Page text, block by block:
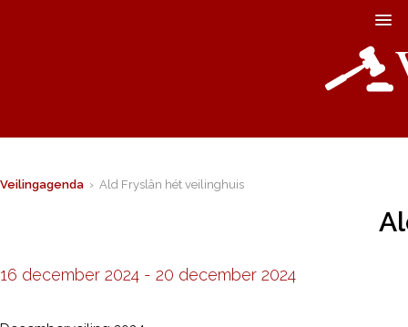
Veilingagenda › Ald Fryslân hét veilinghuis
16 december 2024 - 20 december 2024